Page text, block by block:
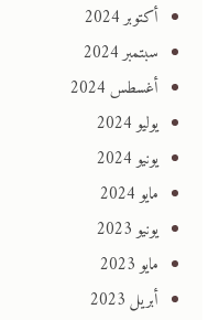
أكتوبر 2024
سبتمبر 2024
أغسطس 2024
يوليو 2024
يونيو 2024
مايو 2024
يونيو 2023
مايو 2023
أبريل 2023